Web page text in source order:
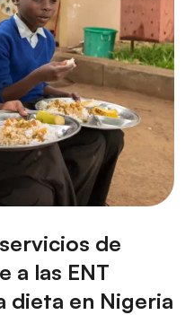
de
a las ENT
dieta en Nigeria